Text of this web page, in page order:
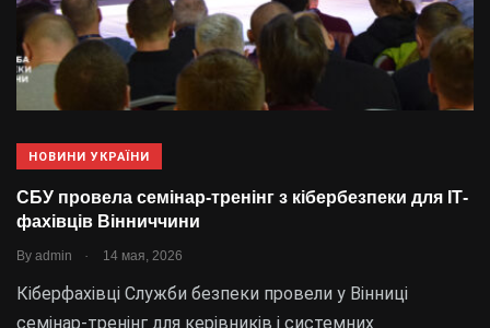
НОВИНИ УКРАЇНИ
СБУ провела семінар-тренінг з кібербезпеки для ІТ-
фахівців Вінниччини
By admin . 14 мая, 2026
Кіберфахівці Служби безпеки провели у Вінниці
семінар-тренінг для керівників і системних